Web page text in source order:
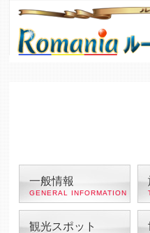
一般情報
GENERAL INFORMATION
観光スポット